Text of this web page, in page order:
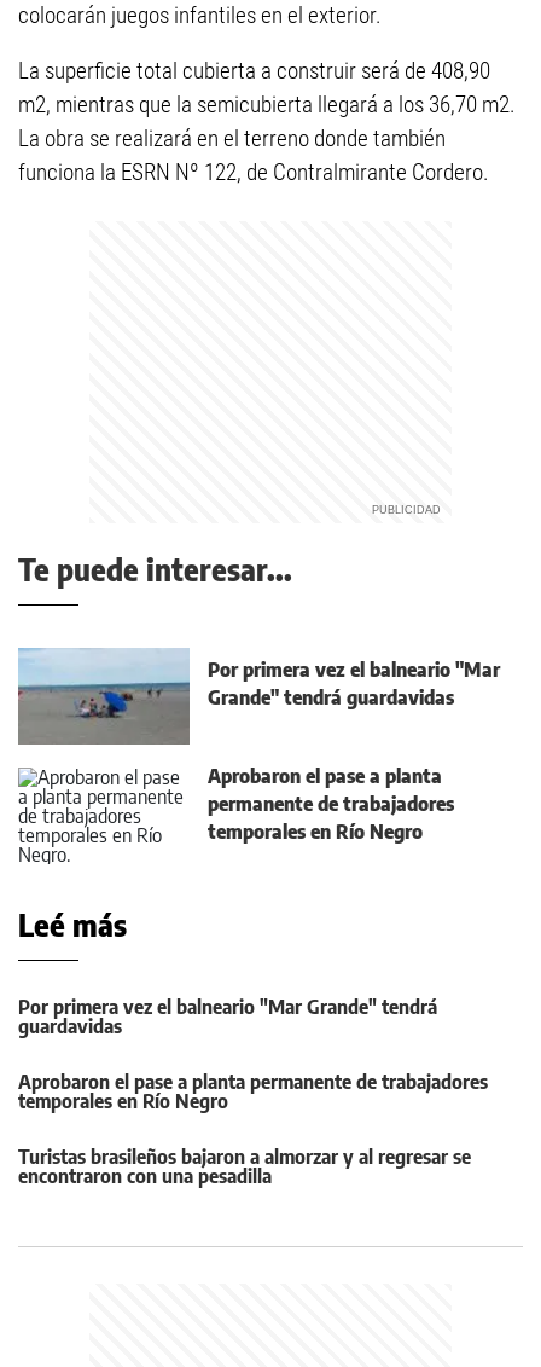
colocarán juegos infantiles en el exterior.
La superficie total cubierta a construir será de 408,90
m2, mientras que la semicubierta llegará a los 36,70 m2.
La obra se realizará en el terreno donde también
funciona la ESRN Nº 122, de Contralmirante Cordero.
Te puede interesar...
Por primera vez el balneario "Mar
Grande" tendrá guardavidas
Aprobaron el pase a planta
permanente de trabajadores
temporales en Río Negro
Leé más
Por primera vez el balneario "Mar Grande" tendrá
guardavidas
Aprobaron el pase a planta permanente de trabajadores
temporales en Río Negro
Turistas brasileños bajaron a almorzar y al regresar se
encontraron con una pesadilla